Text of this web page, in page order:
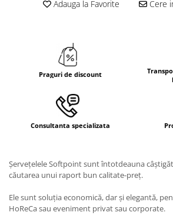
FUSTE MASA BUFET
SPA & WELLNESS
SETURI DE MASA
DECORURI DE MASA TEMATICE
DECOR ALB & IVORY
DECOR LILA & MOV
DECOR ALBASTRU
DECOR AURIU
Adauga la Favorite Cere
Praguri de discount
Consultanta specializata
Șervețelele Softpoint sunt întotdeauna
căutarea unui raport bun calitate-preț.
Ele sunt soluția economică, dar și elegantă,
HoReCa sau eveniment privat sau corporate.